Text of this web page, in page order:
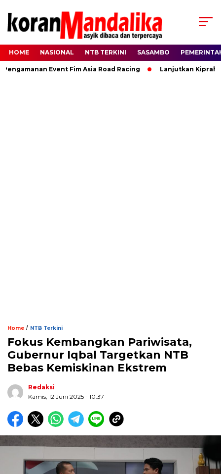
HOME NASIONAL NTB TERKINI SASAMBO
Event Fim Asia Road Racing Lanjutkan Kiprah
Home / NTB Terkini
Fokus Kembangkan Pariwisata,
Gubernur Iqbal Targetkan NTB
Bebas Kemiskinan Ekstrem
Redaksi
Kamis, 12 Juni 2025 - 10:37